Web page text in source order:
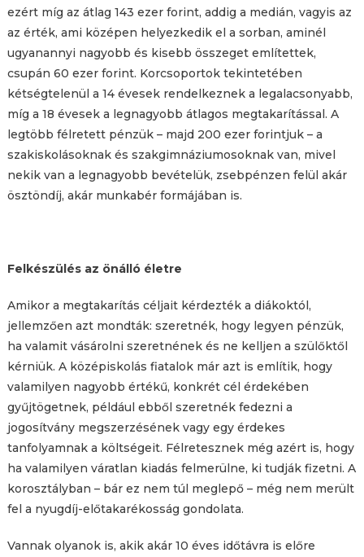
ezért míg az átlag 143 ezer forint, addig a medián, vagyis az
az érték, ami középen helyezkedik el a sorban, aminél
ugyanannyi nagyobb és kisebb összeget említettek,
csupán 60 ezer forint. Korcsoportok tekintetében
kétségtelenül a 14 évesek rendelkeznek a legalacsonyabb,
míg a 18 évesek a legnagyobb átlagos megtakarítással. A
legtöbb félretett pénzük – majd 200 ezer forintjuk – a
szakiskolásoknak és szakgimnáziumosoknak van, mivel
nekik van a legnagyobb bevételük, zsebpénzen felül akár
ösztöndíj, akár munkabér formájában is.
Felkészülés az önálló életre
Amikor a megtakarítás céljait kérdezték a diákoktól,
jellemzően azt mondták: szeretnék, hogy legyen pénzük,
ha valamit vásárolni szeretnének és ne kelljen a szülőktől
kérniük. A középiskolás fiatalok már azt is említik, hogy
valamilyen nagyobb értékű, konkrét cél érdekében
gyűjtögetnek, például ebből szeretnék fedezni a
jogosítvány megszerzésének vagy egy érdekes
tanfolyamnak a költségeit. Félretesznek még azért is, hogy
ha valamilyen váratlan kiadás felmerülne, ki tudják fizetni. A
korosztályban – bár ez nem túl meglepő – még nem merült
fel a nyugdíj-előtakarékosság gondolata.
Vannak olyanok is, akik akár 10 éves időtávra is előre